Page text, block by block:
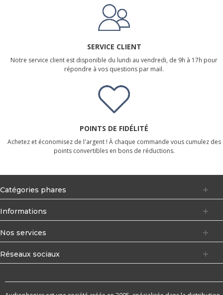
SERVICE CLIENT
Notre service client est disponible du lundi au vendredi, de 9h à 17h pour
répondre à vos questions par mail.
POINTS DE FIDÉLITÉ
Achetez et économisez de l'argent ! À chaque commande vous cumulez des
points convertibles en bons de réductions.
Catégories phares
Informations
Nos services
Réseaux sociaux